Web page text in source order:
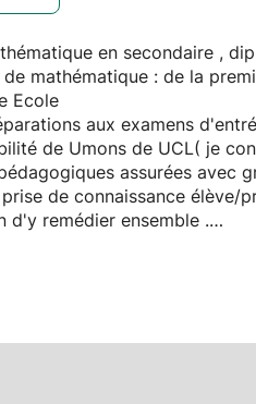
en secondaire ,
mathématique : de la
Ecole
aux examens
de Umons de UCL( je
assurées avec
de connaissance élève/
d'y remédier ensemble .
contacter pour tout